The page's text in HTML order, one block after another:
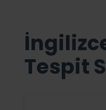
Tespit